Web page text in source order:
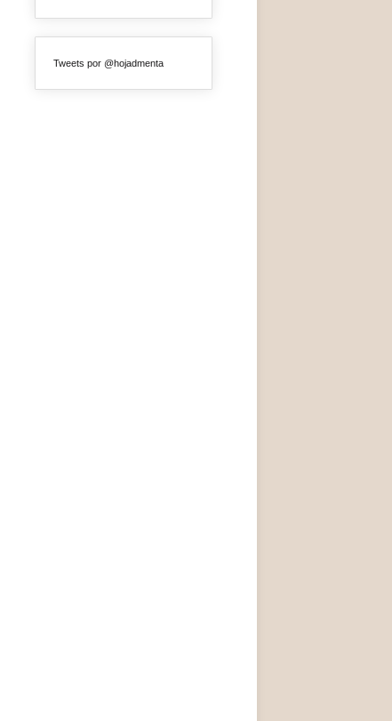
Tweets por @hojadmenta